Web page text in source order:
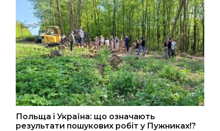
Польща і Україна: що означають
результати пошукових робіт у Пужниках!?